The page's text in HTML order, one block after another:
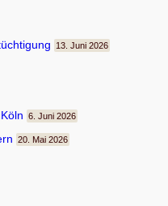
13. Juni 2026
6. Juni 2026
20. Mai 2026